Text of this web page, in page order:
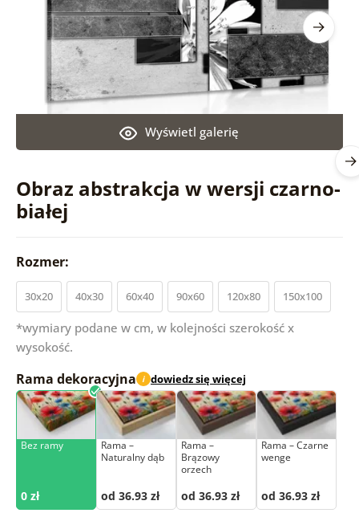
Obraz abstrakcja w wersji czarno-
białej
Wyświetl galerię
Rozmer:
30x20 40x30 60x40 90x60 120x80 150x100
*wymiary podane w cm, w kolejności szerokość x
wysokość.
Rama dekoracyjna i dowiedz się więcej
Bez ramy
0 zł
Rama –
Naturalny dąb
od 36.93 zł
Rama –
Brązowy
orzech
od 36.93 zł
Rama – Czarne
wenge
od 36.93 zł